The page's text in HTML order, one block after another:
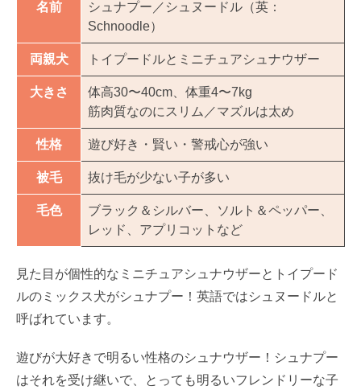
名前
シュナプー／シュヌードル（英：
Schnoodle）
両親犬 トイプードルとミニチュアシュナウザー
大きさ
体高30〜40cm、体重4〜7kg
筋肉質なのにスリム／マズルは太め
性格 遊び好き・賢い・警戒心が強い
被毛 抜け毛が少ない子が多い
毛色
ブラック＆シルバー、ソルト＆ペッパー、
レッド、アプリコットなど
見た目が個性的なミニチュアシュナウザーとトイプード
ルのミックス犬がシュナプー！英語ではシュヌードルと
呼ばれています。
遊びが大好きで明るい性格のシュナウザー！シュナプー
はそれを受け継いで、とっても明るいフレンドリーな子